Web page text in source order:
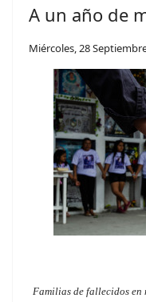
A un año de
Miércoles, 28
Familias de fallecidos en